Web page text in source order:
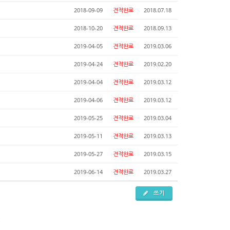
2018-09-09 견적완료 2018.07.18
2018-10-20 견적완료 2018.09.13
2019-04-05 견적완료 2019.03.06
2019-04-24 견적완료 2019.02.20
2019-04-04 견적완료 2019.03.12
2019-04-06 견적완료 2019.03.12
2019-05-25 견적완료 2019.03.04
2019-05-11 견적완료 2019.03.13
2019-05-27 견적완료 2019.03.15
2019-06-14 견적완료 2019.03.27
쓰기